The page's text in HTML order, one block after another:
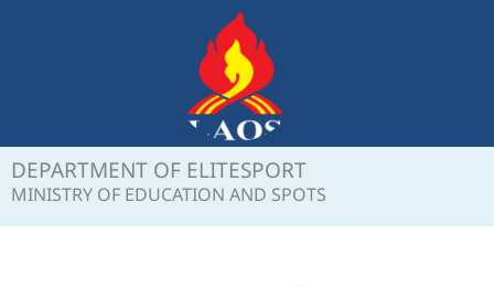
DEPARTMENT OF ELITESPORT
MINISTRY OF EDUCATION AND SPOTS